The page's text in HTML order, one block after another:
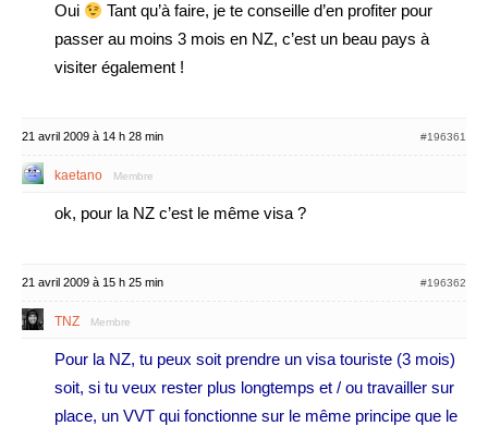
Oui
Tant qu’à faire, je te conseille d’en profiter pour
passer au moins 3 mois en NZ, c’est un beau pays à
visiter également !
21 avril 2009 à 14 h 28 min #196361
kaetano Membre
ok, pour la NZ c’est le même visa ?
21 avril 2009 à 15 h 25 min #196362
TNZ Membre
Pour la NZ, tu peux soit prendre un visa touriste (3 mois)
soit, si tu veux rester plus longtemps et / ou travailler sur
place, un VVT qui fonctionne sur le même principe que le